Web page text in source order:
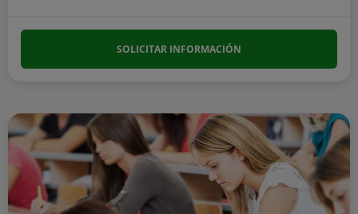
SOLICITAR INFORMACIÓN